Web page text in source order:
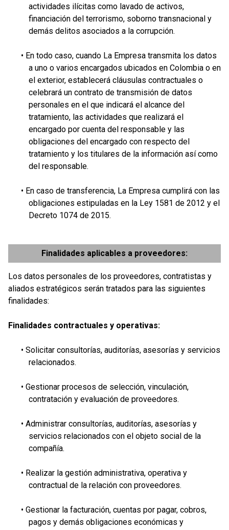
actividades ilícitas como lavado de activos,
financiación del terrorismo, soborno transnacional y
demás delitos asociados a la corrupción.
• En todo caso, cuando La Empresa transmita los datos
a uno o varios encargados ubicados en Colombia o en
el exterior, establecerá cláusulas contractuales o
celebrará un contrato de transmisión de datos
personales en el que indicará el alcance del
tratamiento, las actividades que realizará el
encargado por cuenta del responsable y las
obligaciones del encargado con respecto del
tratamiento y los titulares de la información así como
del responsable.
• En caso de transferencia, La Empresa cumplirá con las
obligaciones estipuladas en la Ley 1581 de 2012 y el
Decreto 1074 de 2015.
Finalidades aplicables a proveedores:
Los datos personales de los proveedores, contratistas y
aliados estratégicos serán tratados para las siguientes
finalidades:
Finalidades contractuales y operativas:
• Solicitar consultorías, auditorías, asesorías y servicios
relacionados.
• Gestionar procesos de selección, vinculación,
contratación y evaluación de proveedores.
• Administrar consultorías, auditorías, asesorías y
servicios relacionados con el objeto social de la
compañía.
• Realizar la gestión administrativa, operativa y
contractual de la relación con proveedores.
• Gestionar la facturación, cuentas por pagar, cobros,
pagos y demás obligaciones económicas y